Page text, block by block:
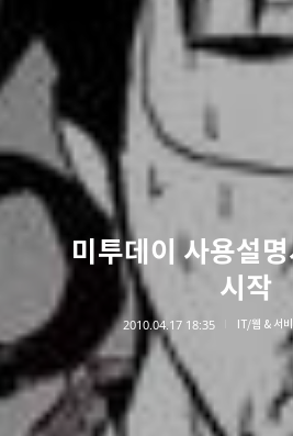
미투데이 사용설
시작
2010.04.17 18:35